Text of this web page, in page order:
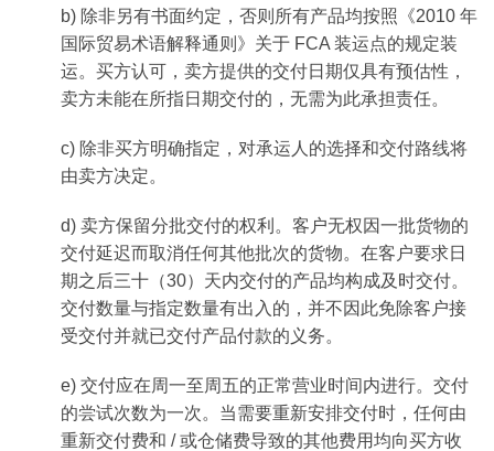
b) 除非另有书面约定，否则所有产品均按照《2010 年
国际贸易术语解释通则》关于 FCA 装运点的规定装
运。买方认可，卖方提供的交付日期仅具有预估性，
卖方未能在所指日期交付的，无需为此承担责任。
c) 除非买方明确指定，对承运人的选择和交付路线将
由卖方决定。
d) 卖方保留分批交付的权利。客户无权因一批货物的
交付延迟而取消任何其他批次的货物。在客户要求日
期之后三十（30）天内交付的产品均构成及时交付。
交付数量与指定数量有出入的，并不因此免除客户接
受交付并就已交付产品付款的义务。
e) 交付应在周一至周五的正常营业时间内进行。交付
的尝试次数为一次。当需要重新安排交付时，任何由
重新交付费和 / 或仓储费导致的其他费用均向买方收